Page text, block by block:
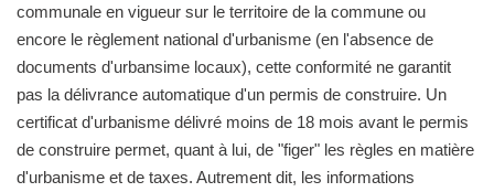
communale en vigueur sur le territoire de la commune ou
encore le règlement national d'urbanisme (en l'absence de
documents d'urbansime locaux), cette conformité ne garantit
pas la délivrance automatique d'un permis de construire. Un
certificat d'urbanisme délivré moins de 18 mois avant le permis
de construire permet, quant à lui, de "figer" les règles en matière
d'urbanisme et de taxes. Autrement dit, les informations